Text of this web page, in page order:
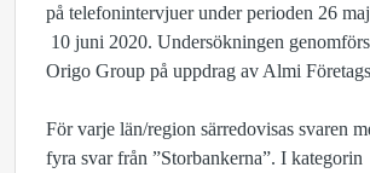
på telefonintervjuer under perioden 26
10 juni 2020. Undersökningen
Origo Group på uppdrag av Almi
För varje län/region särredovisas svaren
fyra svar från ”Storbankerna”. I kategorin